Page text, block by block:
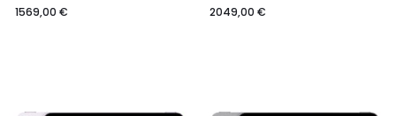
1569,00 €
2049,00 €